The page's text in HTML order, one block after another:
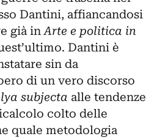
Dantini, affiancandosi
già inArte e politica in
Dantini è
sin da
di un vero discorso
subjecta alle tendenze
colto delle
quale metodologia